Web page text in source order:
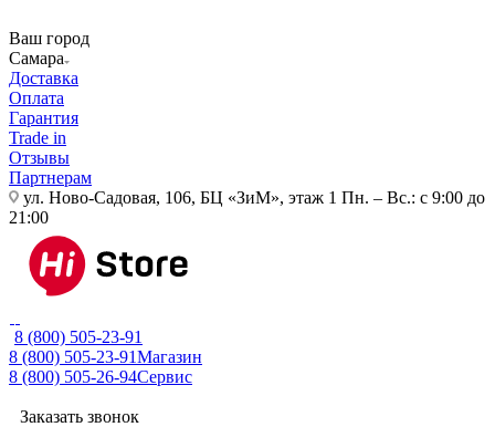
Ваш город
Самара
Доставка
Оплата
Гарантия
Trade in
Отзывы
Партнерам
ул. Ново-Садовая, 106, БЦ «ЗиМ», этаж 1 Пн. – Вс.: с 9:00 до
21:00
8 (800) 505-23-91
8 (800) 505-23-91Магазин
8 (800) 505-26-94Сервис
Заказать звонок